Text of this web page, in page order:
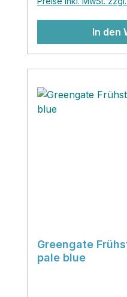
bringt viel Frische
Tisch!
In den
Greengate
pale blue